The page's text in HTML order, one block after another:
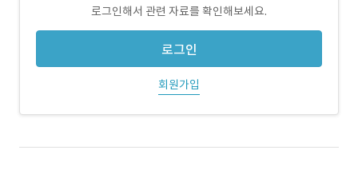
로그인해서 관련 자료를 확인해보세요.
로그인
회원가입